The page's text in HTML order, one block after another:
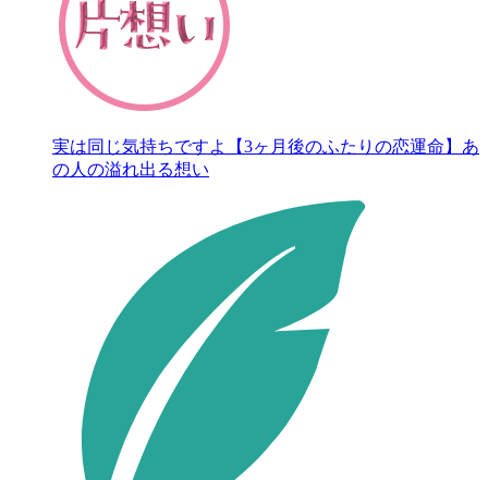
実は同じ気持ちですよ【3ヶ月後のふたりの恋運命】あ
の人の溢れ出る想い